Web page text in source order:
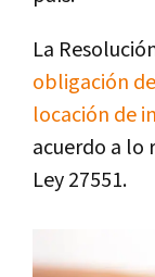
La
obligación
locación de
acuerdo a lo
Ley 27551.